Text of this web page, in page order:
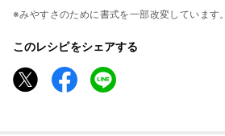
※みやすさのために書式を一部改変しています。
このレシピをシェアする